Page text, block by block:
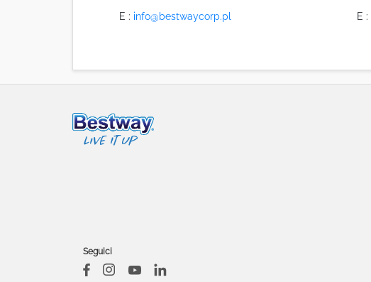
E : info@bestwaycorp.pl E :
Seguici